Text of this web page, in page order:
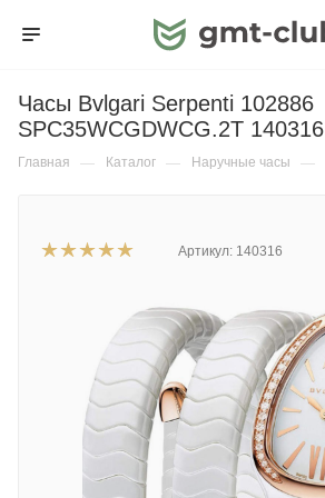
Часы Bvlgari Serpenti 102886
SPC35WCGDWCG.2T 140316
Главная — Каталог — Наручные часы —
Артикул: 140316